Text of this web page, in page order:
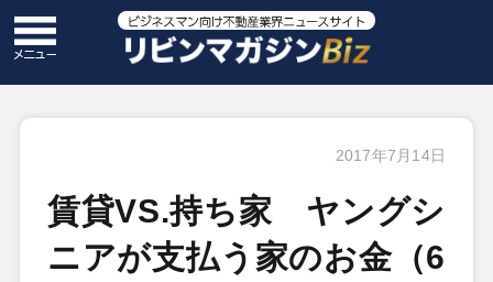
2017年7月14日
賃貸VS.持ち家 ヤングシ
ニアが支払う家のお金（6